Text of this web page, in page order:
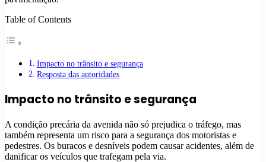
Table of Contents
Impacto no trânsito e segurança
Resposta das autoridades
Impacto no trânsito e segurança
A condição precária da avenida não só prejudica o tráfego, mas
também representa um risco para a segurança dos motoristas e
pedestres. Os buracos e desníveis podem causar acidentes, além de
danificar os veículos que trafegam pela via.